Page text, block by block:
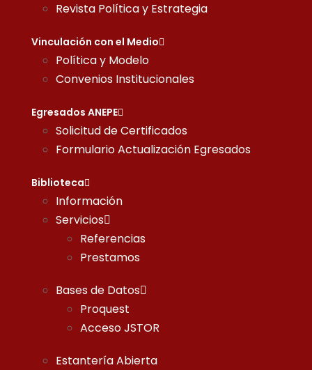
Revista Política y Estrategia
Vinculación con el Medio
Política y Modelo
Convenios Institucionales
Egresados ANEPE
Solicitud de Certificados
Formulario Actualización Egresados
Biblioteca
Información
Servicios
Referencias
Prestamos
Bases de Datos
Proquest
Acceso JSTOR
Estantería Abierta